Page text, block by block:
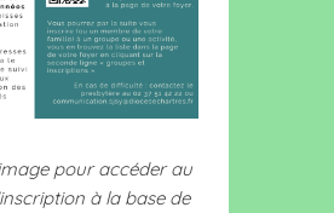
pour accéder au
à la base de